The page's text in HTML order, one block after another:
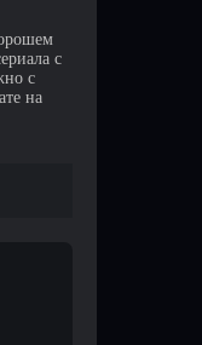
с
с
на